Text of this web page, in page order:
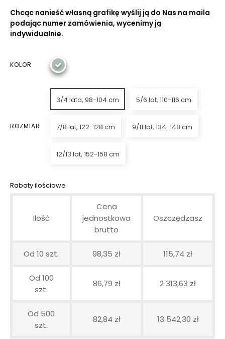
Chcąc nanieść własną grafikę wyślij ją do Nas na maila
podając numer zamówienia, wycenimy ją
indywidualnie.
KOLOR
ROZMIAR
3/4 lata, 98-104 cm 5/6 lat, 110-116 cm
7/8 lat, 122-128 cm 9/11 lat, 134-148 cm
12/13 lat, 152-158 cm
Rabaty ilościowe
Ilość
Cena
jednostkowa
brutto
Oszczędzasz
Od 10 szt. 98,35 zł 115,74 zł
Od 100
szt.
86,79 zł 2 313,63 zł
Od 500
szt.
82,84 zł 13 542,30 zł